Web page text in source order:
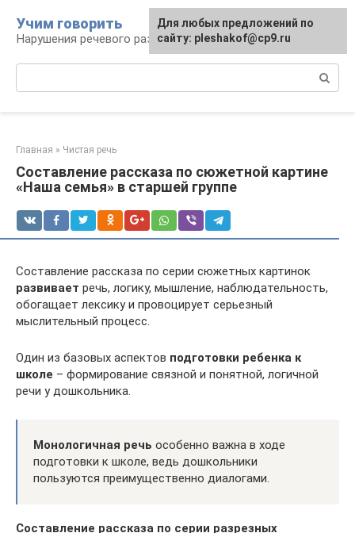
контенту
Учим говорить
Нарушения речевого развития
Главная » Чистая речь
Составление рассказа по сюжетной картине
«Наша семья» в старшей группе
Составление рассказа по серии сюжетных картинок
развивает речь, логику, мышление, наблюдательность,
обогащает лексику и провоцирует серьезный
мыслительный процесс.
Один из базовых аспектов подготовки ребенка к
школе – формирование связной и понятной, логичной
речи у дошкольника.
Монологичная речь особенно важна в ходе
подготовки к школе, ведь дошкольники
пользуются преимущественно диалогами.
Составление рассказа по серии разрезных
Для любых предложений по
сайту: pleshakof@cp9.ru